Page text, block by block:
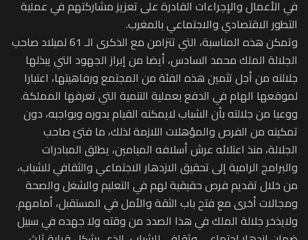
في الأعمال والإجراءات القادرة على تعزيز مشاركتهم في عملية
التطور الاقتصادي والاجتماعي بالمغرب.
وتمكن هذه المناسبة، التي تتزامن مع الذكرى الـ 61 لميلاد صاحب
الجلالة الملك محمد السادس، أيضا من إبراز الجهود التي يبذلها
جلالته من أجل تثمين هذه الفئة من المجتمع ورفاهيتها، اعتبارا
لموقعها الهام في الدفع بعملية التنمية التي تعرفها المملكة.
ووعيا من جلالته بأن الشباب لايمكنه القيام بدوره وبواجبه، دون
تمكينه من الفرص والمؤهلات اللازمة لذلك، ما فتئ صاحب
الجلالة، منذ اعتلائه عرش أسلافه الميامين، يطلق المبادرات
والبرامج الرامية إلى تحقيق الازدهار الاجتماعي والثقافي للشباب،
من خلال تقديم فرص حقيقية لهم في التعليم والشغل والصحة
ومجالات أخرى مع فتح باب الثقة والأمل في المستقبل، أمامهم.
ولايذخر جلالة الملك في هذا الصدد من وقته ولا جهده في سبيل